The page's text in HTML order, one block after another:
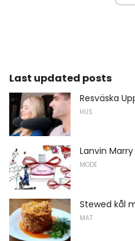
Last updated posts
Resväska
HUS
Lanvin Marry
MODE
Stewed kål
MAT